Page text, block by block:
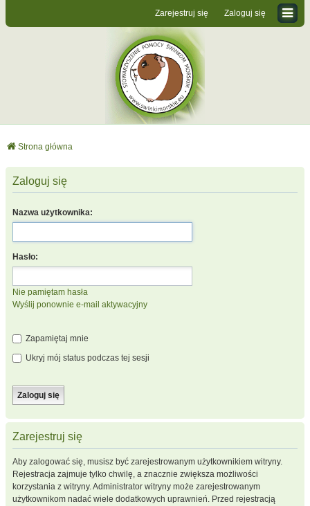
Zaloguj się
Zarejestruj się
Strona główna
Zaloguj się
Nazwa użytkownika:
Hasło:
Nie pamiętam hasła
Wyślij ponownie e-mail aktywacyjny
Zapamiętaj mnie
Ukryj mój status podczas tej sesji
Zarejestruj się
Aby zalogować się, musisz być zarejestrowanym użytkownikiem witryny.
Rejestracja zajmuje tylko chwilę, a znacznie zwiększa możliwości
korzystania z witryny. Administrator witryny może zarejestrowanym
użytkownikom nadać wiele dodatkowych uprawnień. Przed rejestracją